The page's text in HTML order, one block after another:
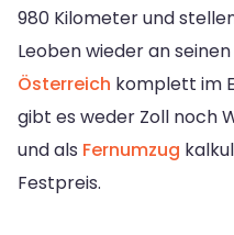
980 Kilometer und
Leoben wieder an
Österreich komplett im
gibt es weder Zoll noch
und als Fernumzug
Festpreis.